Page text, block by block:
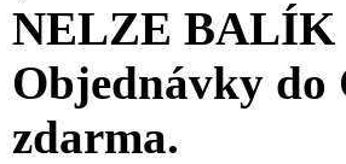
NELZE BALÍK
Objednávky do
zdarma.